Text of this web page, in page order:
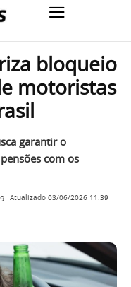
bloqueio
motoristas
garantir o
com os
Atualizado 03/06/2026 11:39